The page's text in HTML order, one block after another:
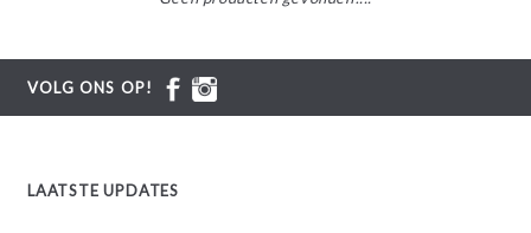
VOLG ONS OP!
LAATSTE UPDATES